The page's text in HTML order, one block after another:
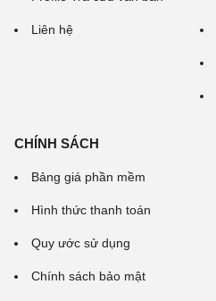
Liên hệ
CHÍNH SÁCH
Bảng giá phần mềm
Hình thức thanh toán
Quy ước sử dụng
Chính sách bảo mật